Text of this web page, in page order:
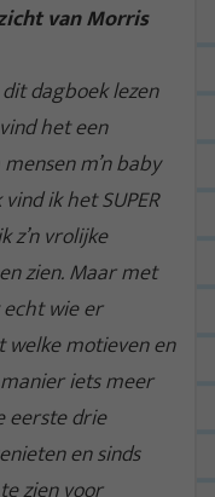
van Morris
dagboek lezen
het een
m’n baby
ik het SUPER
vrolijke
zien. Maar met
wie er
motieven en
iets meer
eerste drie
en sinds